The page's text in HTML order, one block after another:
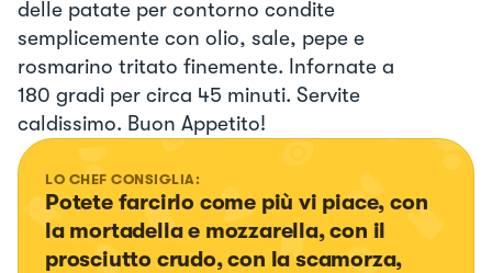
delle patate per contorno condite
semplicemente con olio, sale, pepe e
rosmarino tritato finemente. Infornate a
180 gradi per circa 45 minuti. Servite
caldissimo. Buon Appetito!
LO CHEF CONSIGLIA:
Potete farcirlo come più vi piace, con
la mortadella e mozzarella, con il
prosciutto crudo, con la scamorza,